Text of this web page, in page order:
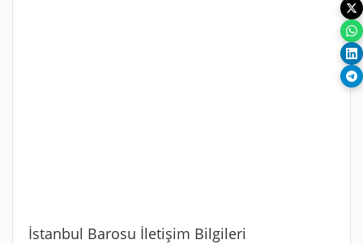
İstanbul Barosu İletişim Bilgileri